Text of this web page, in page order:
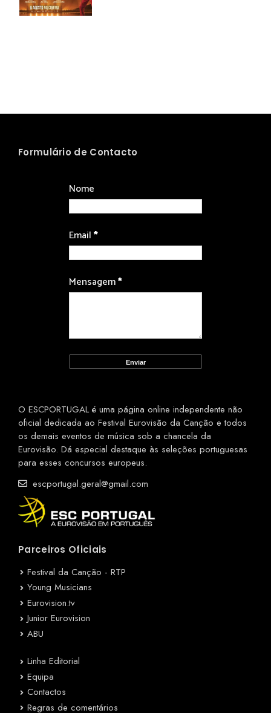
Formulário de Contacto
Nome
Email*
Mensagem*
O ESCPORTUGAL é uma página online independente não
oficial dedicada ao Festival Eurovisão da Canção e todos
os demais eventos de música sob a chancela da
Eurovisão. Dá especial destaque às seleções portuguesas
para esses concursos europeus.
escportugal.geral@gmail.com
Parceiros Oficiais
Festival da Canção - RTP
Young Musicians
Eurovision.tv
Junior Eurovision
ABU
Linha Editorial
Equipa
Contactos
Regras de comentários